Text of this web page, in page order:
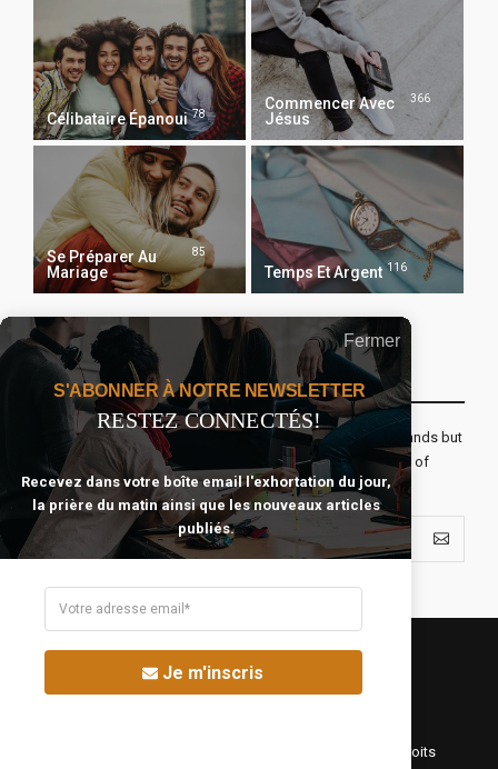
Célibataire Épanoui 78
Commencer Avec
Jésus
366
Se Préparer Au
Mariage
85
Temps Et Argent 116
Recevoir Notre Newsletter Chaque Matin
The real voyage of discovery consists not in seeking new lands but
seeing with new eyes. All journeys have secret destinations of
which the traveler is unaware.
©Fréquence Chrétienne Production 2016-2025. Tous droits
Fermer
S'ABONNER À NOTRE NEWSLETTER
RESTEZ CONNECTÉS!
Recevez dans votre boîte email l'exhortation du jour,
la prière du matin ainsi que les nouveaux articles
publiés.
Je m'inscris